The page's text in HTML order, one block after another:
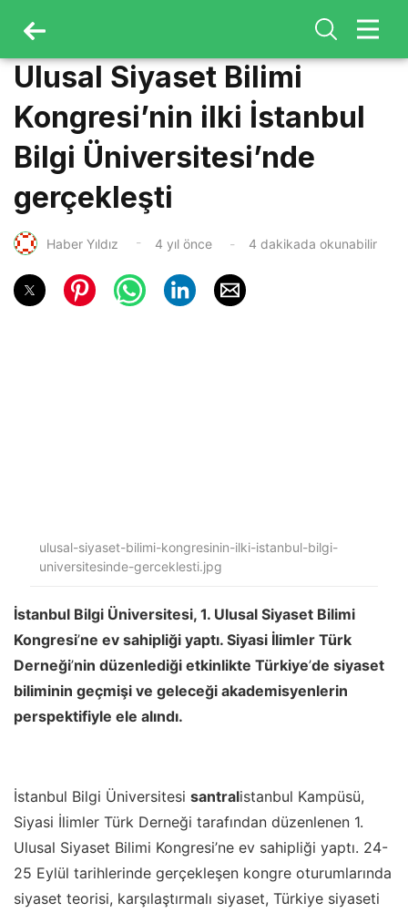
Ulusal Siyaset Bilimi
Kongresi’nin ilki İstanbul
Bilgi Üniversitesi’nde
gerçekleşti
Haber Yıldız 4 yıl önce 4 dakikada okunabilir
ulusal-siyaset-bilimi-kongresinin-ilki-istanbul-bilgi-
universitesinde-gerceklesti.jpg
İstanbul Bilgi Üniversitesi, 1. Ulusal Siyaset Bilimi
Kongresi’ne ev sahipliği yaptı. Siyasi İlimler Türk
Derneği’nin düzenlediği etkinlikte Türkiye’de siyaset
biliminin geçmişi ve geleceği akademisyenlerin
perspektifiyle ele alındı.
İstanbul Bilgi Üniversitesi santralistanbul Kampüsü,
Siyasi İlimler Türk Derneği tarafından düzenlenen 1.
Ulusal Siyaset Bilimi Kongresi’ne ev sahipliği yaptı. 24-
25 Eylül tarihlerinde gerçekleşen kongre oturumlarında
siyaset teorisi, karşılaştırmalı siyaset, Türkiye siyaseti